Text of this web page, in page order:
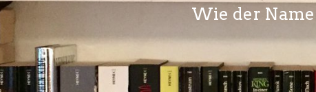
Wie der Name